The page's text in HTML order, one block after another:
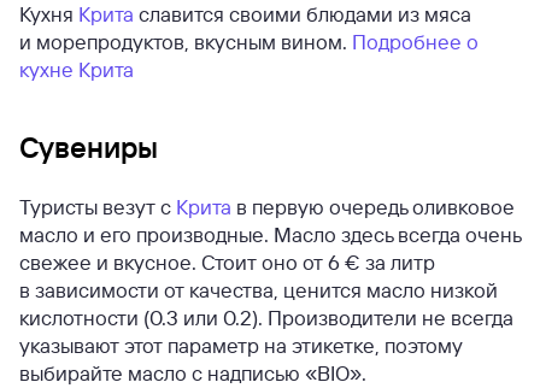
Кухня Крита славится своими блюдами из мяса
и морепродуктов, вкусным вином. Подробнее о
кухне Крита
Сувениры
Туристы везут с Крита в первую очередь оливковое
масло и его производные. Масло здесь всегда очень
свежее и вкусное. Стоит оно от 6 € за литр
в зависимости от качества, ценится масло низкой
кислотности (0.3 или 0.2). Производители не всегда
указывают этот параметр на этикетке, поэтому
выбирайте масло с надписью «BIO».